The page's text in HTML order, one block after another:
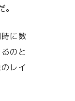
に数
のと
レイ